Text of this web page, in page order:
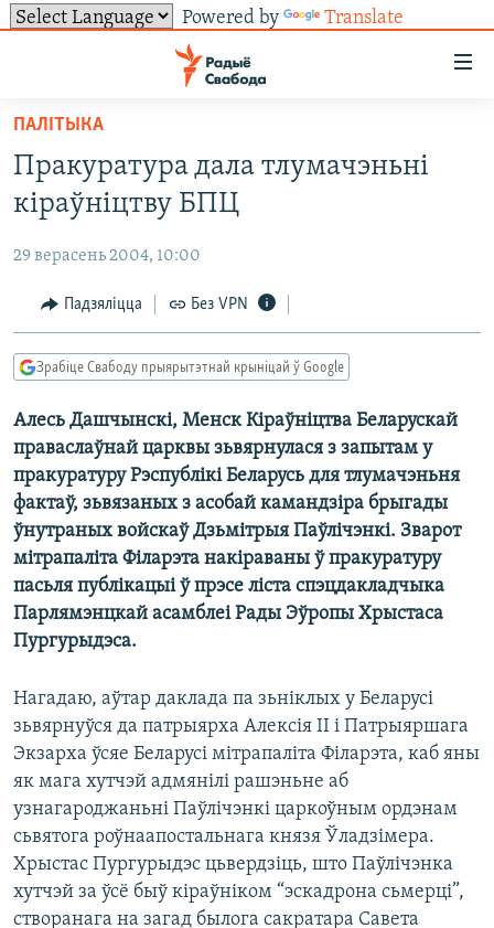
Powered by Translate
ўнівэрсальнага
доступу
Перайсьці
да
галоўнага
Перайсьці
Перайсьці
пошуку
УСЕ НАВІНЫ
ЛЮДЗІ
ПАЛІТЫКА
ВАЙНА
БЕЛАРУСЫ НА ВАЙНЕ
ПАЛІТВЯЗЬНІ
КУЛЬТУРА
КАЛЯНДАР
ТОЛЬКІ НА СВАБОДЗЕ
БЛОГІ
ГІСТОРЫЯ НА СВАБОДЗЕ
КНІГІ
АЎДЫЁКНІГІ
PREMIUM
МОВА
НА ХВАЛЯХ СВАБОДЫ
СУВЯЗЬ
АБЫСЬЦІ БЛЯКАВАНЬНЕ
ПАДЗЯЛІЦЦА ІНФАРМАЦЫЯЙ
ПАДПІСАЦЦА
RSS
FACEBOOK
TWITTER
Усе сайты РС/РСЭ
ПАЛІТЫКА
Пракуратура дала тлумачэньні
кіраўніцтву БПЦ
29 верасень 2004, 10:00
Падзяліцца Без VPN
Зрабіце Свабоду прыярытэтнай крыніцай ў Google
Алесь Дашчынскі, Менск Кіраўніцтва Беларускай
праваслаўнай царквы зьвярнулася з запытам у
пракуратуру Рэспублікі Беларусь для тлумачэньня
фактаў, зьвязаных з асобай камандзіра брыгады
ўнутраных войскаў Дзьмітрыя Паўлічэнкі. Зварот
мітрапаліта Філарэта накіраваны ў пракуратуру
пасьля публікацыі ў прэсе ліста спэцдакладчыка
Парлямэнцкай асамблеі Рады Эўропы Хрыстаса
Пургурыдэса.
Нагадаю, аўтар даклада па зьніклых у Беларусі
зьвярнуўся да патрыярха Алексія ІІ і Патрыяршага
Экзарха ўсяе Беларусі мітрапаліта Філарэта, каб яны
як мага хутчэй адмянілі рашэньне аб
узнагароджаньні Паўлічэнкі царкоўным ордэнам
сьвятога роўнаапостальнага князя Ўладзімера.
Хрыстас Пургурыдэс цьвердзіць, што Паўлічэнка
хутчэй за ўсё быў кіраўніком “эскадрона сьмерці”,
створанага на загад былога сакратара Савета